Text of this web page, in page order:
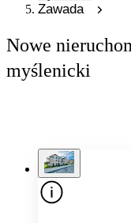
Zawada
Nowe
myślenicki